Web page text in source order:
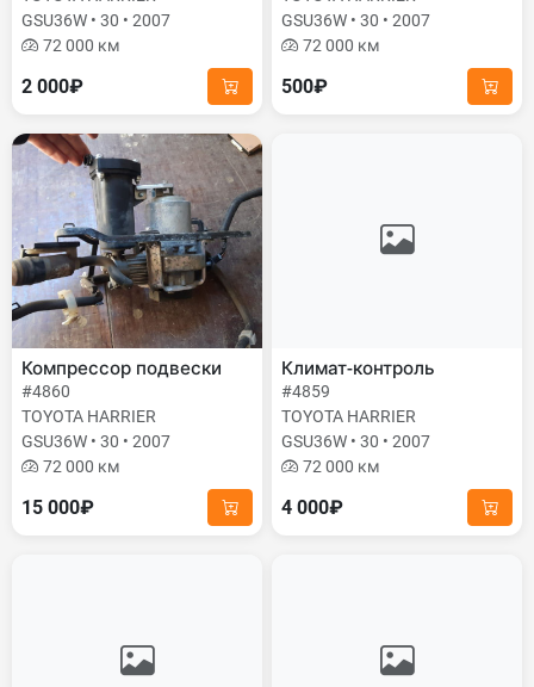
GSU36W • 30 • 2007
72 000 км
2 000₽
GSU36W • 30 • 2007
72 000 км
500₽
Компрессор подвески
#4860
TOYOTA HARRIER
GSU36W • 30 • 2007
72 000 км
15 000₽
Климат-контроль
#4859
TOYOTA HARRIER
GSU36W • 30 • 2007
72 000 км
4 000₽